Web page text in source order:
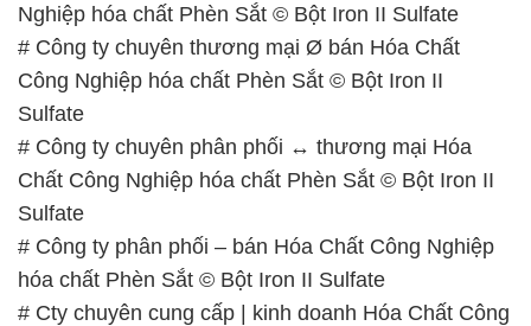
Nghiệp hóa chất Phèn Sắt © Bột Iron II Sulfate
# Công ty chuyên thương mại Ø bán Hóa Chất
Công Nghiệp hóa chất Phèn Sắt © Bột Iron II
Sulfate
# Công ty chuyên phân phối ↔ thương mại Hóa
Chất Công Nghiệp hóa chất Phèn Sắt © Bột Iron II
Sulfate
# Công ty phân phối – bán Hóa Chất Công Nghiệp
hóa chất Phèn Sắt © Bột Iron II Sulfate
# Cty chuyên cung cấp | kinh doanh Hóa Chất Công